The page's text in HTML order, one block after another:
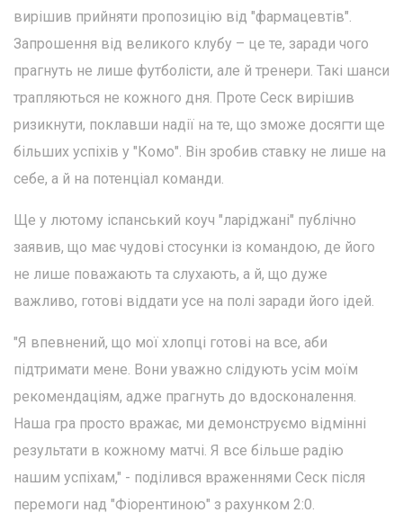
вирішив прийняти пропозицію від "фармацевтів".
Запрошення від великого клубу – це те, заради чого
прагнуть не лише футболісти, але й тренери. Такі шанси
трапляються не кожного дня. Проте Сеск вирішив
ризикнути, поклавши надії на те, що зможе досягти ще
більших успіхів у "Комо". Він зробив ставку не лише на
себе, а й на потенціал команди.
Ще у лютому іспанський коуч "ларіджані" публічно
заявив, що має чудові стосунки із командою, де його
не лише поважають та слухають, а й, що дуже
важливо, готові віддати усе на полі заради його ідей.
"Я впевнений, що мої хлопці готові на все, аби
підтримати мене. Вони уважно слідують усім моїм
рекомендаціям, адже прагнуть до вдосконалення.
Наша гра просто вражає, ми демонструємо відмінні
результати в кожному матчі. Я все більше радію
нашим успіхам," - поділився враженнями Сеск після
перемоги над "Фіорентиною" з рахунком 2:0.